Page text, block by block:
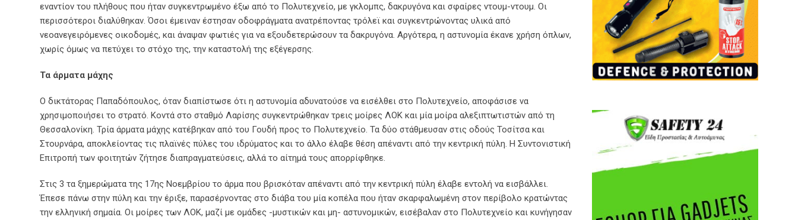
εναντίον του πλήθους που ήταν συγκεντρωμένο έξω από το Πολυτεχνείο, με γκλομπς, δακρυγόνα και σφαίρες ντουμ-ντουμ. Οι
περισσότεροι διαλύθηκαν. Όσοι έμειναν έστησαν οδοφράγματα ανατρέποντας τρόλεϊ και συγκεντρώνοντας υλικά από
νεοανεγειρόμενες οικοδομές, και άναψαν φωτιές για να εξουδετερώσουν τα δακρυγόνα. Αργότερα, η αστυνομία έκανε χρήση όπλων,
χωρίς όμως να πετύχει το στόχο της, την καταστολή της εξέγερσης.
Τα άρματα μάχης
Ο δικτάτορας Παπαδόπουλος, όταν διαπίστωσε ότι η αστυνομία αδυνατούσε να εισέλθει στο Πολυτεχνείο, αποφάσισε να
χρησιμοποιήσει το στρατό. Κοντά στο σταθμό Λαρίσης συγκεντρώθηκαν τρεις μοίρες ΛΟΚ και μία μοίρα αλεξιπτωτιστών από τη
Θεσσαλονίκη. Τρία άρματα μάχης κατέβηκαν από του Γουδή προς το Πολυτεχνείο. Τα δύο στάθμευσαν στις οδούς Τοσίτσα και
Στουρνάρα, αποκλείοντας τις πλαϊνές πύλες του ιδρύματος και το άλλο έλαβε θέση απέναντι από την κεντρική πύλη. Η Συντονιστική
Επιτροπή των φοιτητών ζήτησε διαπραγματεύσεις, αλλά το αίτημά τους απορρίφθηκε.
Στις 3 τα ξημερώματα της 17ης Νοεμβρίου το άρμα που βρισκόταν απέναντι από την κεντρική πύλη έλαβε εντολή να εισβάλλει.
Έπεσε πάνω στην πύλη και την έριξε, παρασέρνοντας στο διάβα του μία κοπέλα που ήταν σκαρφαλωμένη στον περίβολο κρατώντας
την ελληνική σημαία. Οι μοίρες των ΛΟΚ, μαζί με ομάδες -μυστικών και μη- αστυνομικών, εισέβαλαν στο Πολυτεχνείο και κυνήγησαν